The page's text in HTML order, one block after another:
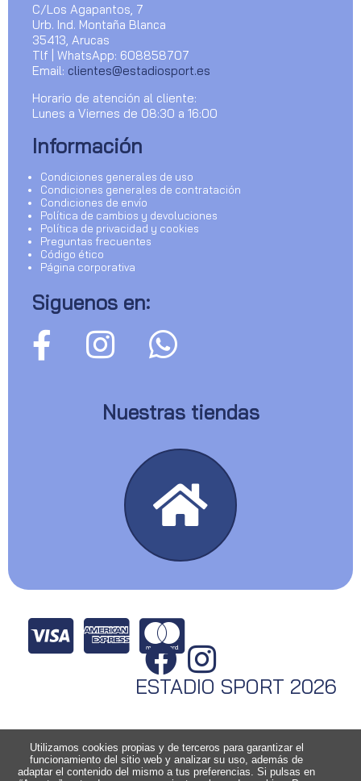
C/Los Agapantos, 7
Urb. Ind. Montaña Blanca
35413, Arucas
Tlf | WhatsApp: 608858707
Email: clientes@estadiosport.es
Horario de atención al cliente:
Lunes a Viernes de 08:30 a 16:00
Información
Condiciones generales de uso
Condiciones generales de contratación
Condiciones de envío
Política de cambios y devoluciones
Política de privacidad y cookies
Preguntas frecuentes
Código ético
Página corporativa
Siguenos en:
Nuestras tiendas
ESTADIO SPORT 2026
Utilizamos cookies propias y de terceros para garantizar el
funcionamiento del sitio web y analizar su uso, además de
adaptar el contenido del mismo a tus preferencias. Si pulsas en